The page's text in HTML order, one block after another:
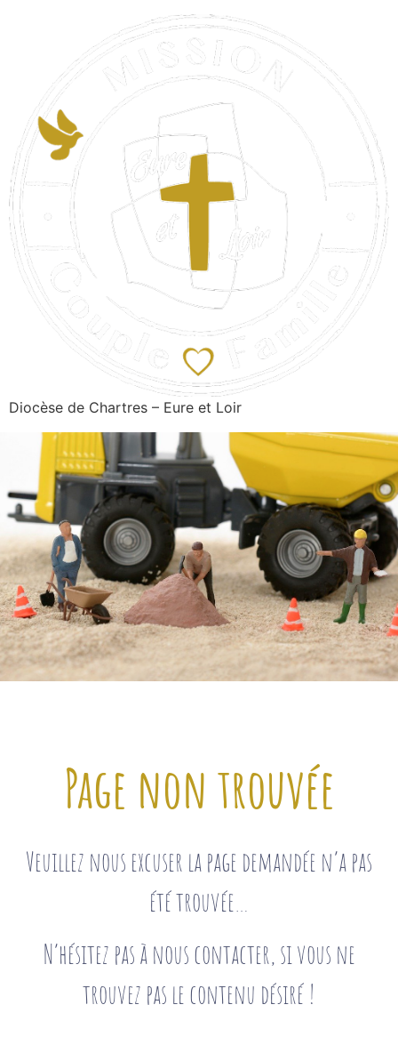
Diocèse de Chartres – Eure et Loir
Page non trouvée
Veuillez nous excuser la page demandée n’a pas
été trouvée…
N’hésitez pas à nous contacter, si vous ne
trouvez pas le contenu désiré !